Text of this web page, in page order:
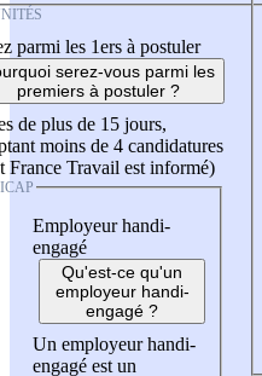
parmi les 1ers à postuler
serez-vous parmi les
premiers à postuler ?
de plus de 15 jours,
moins de 4 candidatures
France Travail est informé)
Employeur handi-
engagé
Qu'est-ce qu'un
employeur handi-
engagé ?
Un employeur handi-
engagé est un